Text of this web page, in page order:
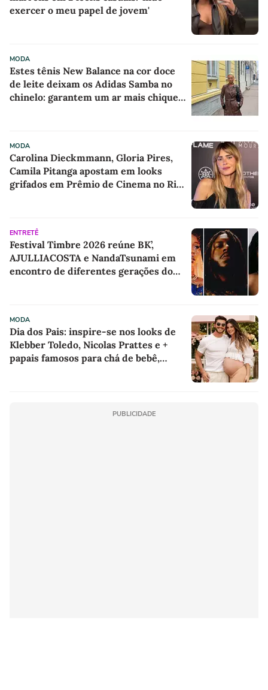
exercer o meu papel de jovem'
MODA
Estes tênis New Balance na cor doce
de leite deixam os Adidas Samba no
chinelo: garantem um ar mais chique e
MODA
Carolina Dieckmmann, Gloria Pires,
Camila Pitanga apostam em looks
grifados em Prêmio de Cinema no Rio
ENTRETÊ
Festival Timbre 2026 reúne BK’,
AJULLIACOSTA e NandaTsunami em
encontro de diferentes gerações do
MODA
Dia dos Pais: inspire-se nos looks de
Klebber Toledo, Nicolas Prattes e +
papais famosos para chá de bebê,
PUBLICIDADE